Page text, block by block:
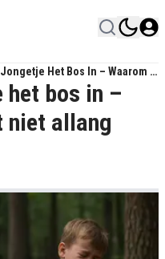
Het Bos In – Waarom Is
Allang Afgeschoten?
bos in –
niet allang